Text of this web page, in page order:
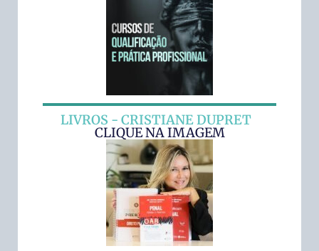
LIVROS - CRISTIANE DUPRET
CLIQUE NA IMAGEM